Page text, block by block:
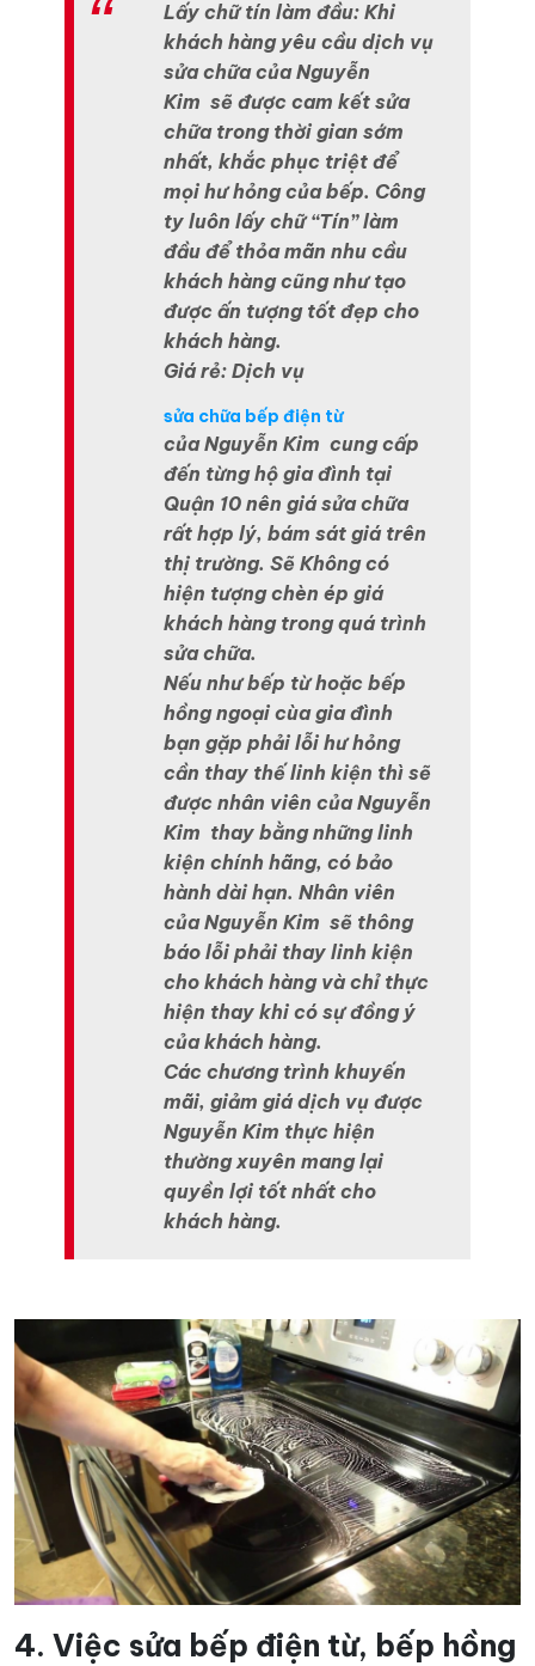
Lấy chữ tín làm đầu: Khi
khách hàng yêu cầu dịch vụ
sửa chữa của Nguyễn
Kim sẽ được cam kết sửa
chữa trong thời gian sớm
nhất, khắc phục triệt để
mọi hư hỏng của bếp. Công
ty luôn lấy chữ “Tín” làm
đầu để thỏa mãn nhu cầu
khách hàng cũng như tạo
được ấn tượng tốt đẹp cho
khách hàng.
Giá rẻ: Dịch vụ
sửa chữa bếp điện từ
của Nguyễn Kim cung cấp
đến từng hộ gia đình tại
Quận 10 nên giá sửa chữa
rất hợp lý, bám sát giá trên
thị trường. Sẽ Không có
hiện tượng chèn ép giá
khách hàng trong quá trình
sửa chữa.
Nếu như bếp từ hoặc bếp
hồng ngoại cùa gia đình
bạn gặp phải lỗi hư hỏng
cần thay thế linh kiện thì sẽ
được nhân viên của Nguyễn
Kim thay bằng những linh
kiện chính hãng, có bảo
hành dài hạn. Nhân viên
của Nguyễn Kim sẽ thông
báo lỗi phải thay linh kiện
cho khách hàng và chỉ thực
hiện thay khi có sự đồng ý
của khách hàng.
Các chương trình khuyến
mãi, giảm giá dịch vụ được
Nguyễn Kim thực hiện
thường xuyên mang lại
quyền lợi tốt nhất cho
khách hàng.
4. Việc sửa bếp điện từ, bếp hồng